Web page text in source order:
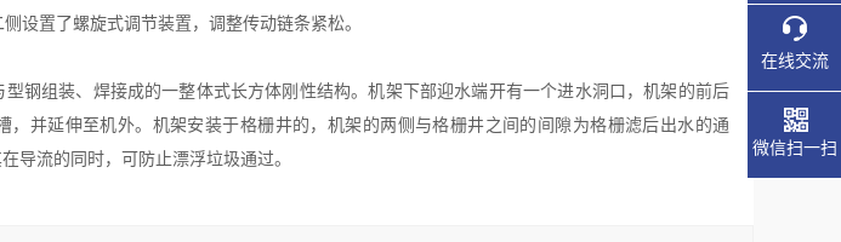
设置了螺旋式调节装置，调整传动链条紧松。
组装、焊接成的一整体式长方体刚性结构。机架下部迎水端开有一个进水洞口，机架的前后
，并延伸至机外。机架安装于格栅井的，机架的两侧与格栅井之间的间隙为格栅滤后出水的通
导流的同时，可防止漂浮垃圾通过。
在线交流
微信扫一扫